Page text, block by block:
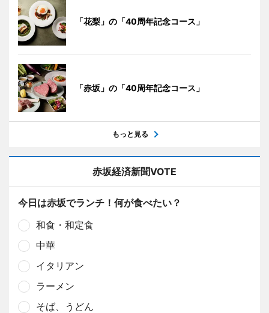
「花梨」の「40周年記念コース」
「赤坂」の「40周年記念コース」
もっと見る
赤坂経済新聞VOTE
今日は赤坂でランチ！何が食べたい？
和食・和定食
中華
イタリアン
ラーメン
そば、うどん